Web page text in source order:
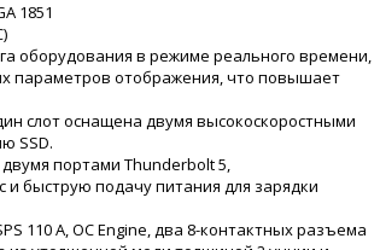
1851
оборудования в режиме реального времени,
параметров отображения, что повышает
слот оснащена двумя высокоскоростными
SSD.
двумя портами Thunderbolt 5,
быструю подачу питания для зарядки
110 А, OC Engine, два 8-контактных разъема